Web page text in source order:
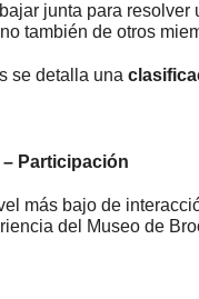
junta para
también de otros
se detalla una
– Participación
más bajo de
del Museo de